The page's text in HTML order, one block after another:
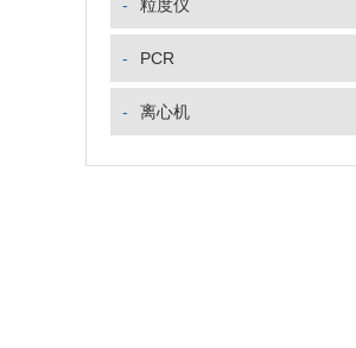
- 粒度仪
- PCR
- 离心机